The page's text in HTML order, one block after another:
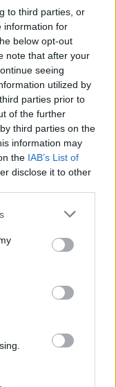
to third parties, or
information for
below opt-out
note that after your
seeing
utilized by
parties prior to
of the further
third parties on the
information may
the IAB’s List of
disclose it to other
chokladen och
tills chokladen har
Låt svalna
flingsalt. (Om
en stund i kylen för
ska stelna
bitar och servera